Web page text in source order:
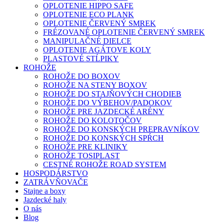
OPLOTENIE HIPPO SAFE
OPLOTENIE ECO PLANK
OPLOTENIE ČERVENÝ SMREK
FRÉZOVANÉ OPLOTENIE ČERVENÝ SMREK
MANIPULAČNÉ DIELCE
OPLOTENIE AGÁTOVE KOLY
PLASTOVÉ STĹPIKY
ROHOŽE
ROHOŽE DO BOXOV
ROHOŽE NA STENY BOXOV
ROHOŽE DO STAJŇOVÝCH CHODIEB
ROHOŽE DO VÝBEHOV/PADOKOV
ROHOŽE PRE JAZDECKÉ ARÉNY
ROHOŽE DO KOLOTOČOV
ROHOŽE DO KONSKÝCH PREPRAVNÍKOV
ROHOŽE DO KONSKÝCH SPŔCH
ROHOŽE PRE KLINIKY
ROHOŽE TOSIPLAST
CESTNÉ ROHOŽE ROAD SYSTEM
HOSPODÁRSTVO
ZATRÁVŇOVAČE
Stajne a boxy
Jazdecké haly
O nás
Blog